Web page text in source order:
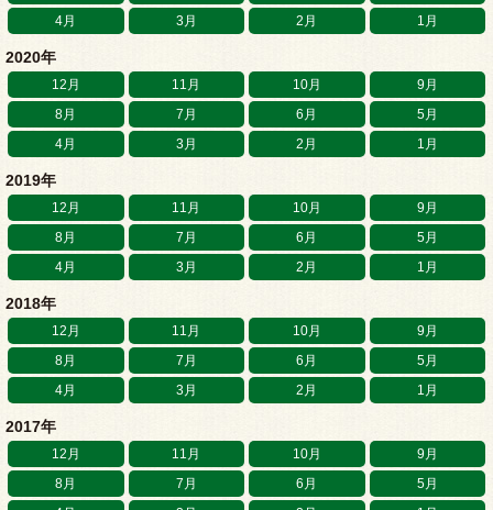
4月
3月 2月 1月
2020年
12月 11月 10月
9月
8月
7月 6月
5月
4月
3月 2月 1月
2019年
12月 11月 10月
9月
8月
7月 6月
5月
4月
3月 2月 1月
2018年
12月 11月 10月
9月
8月
7月 6月
5月
4月
3月 2月 1月
2017年
12月 11月 10月
9月
8月
7月 6月
5月